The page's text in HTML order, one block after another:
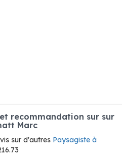
recommandation sur sur
Marc
sur d'autres Paysagiste à